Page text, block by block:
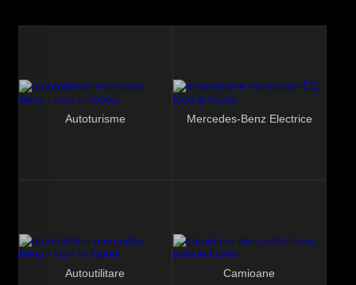
Autoturisme Mercedes-Benz Electrice
Autoutilitare Camioane